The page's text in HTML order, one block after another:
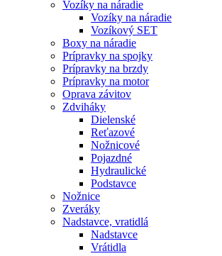
Vozíky na náradie
Vozíky na náradie
Vozíkový SET
Boxy na náradie
Prípravky na spojky
Prípravky na brzdy
Prípravky na motor
Oprava závitov
Zdviháky
Dielenské
Reťazové
Nožnicové
Pojazdné
Hydraulické
Podstavce
Nožnice
Zveráky
Nadstavce, vratidlá
Nadstavce
Vrátidla